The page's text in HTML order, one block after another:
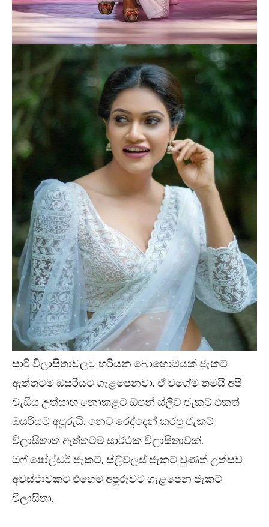
සාරි විලාසිතාවලට හරියන බොහොමයක් ජැකට්
ඇත්තටම ඔසරියට ගැළපෙනවා. ඒ වගේම තමයි අපි
වැඩිය උත්සාහ නොකළට ඕපන් ස්ලීව් ජැකට් එකත්
ඔසරියට අපූරුයි. නෙට් රෙද්දෙන් කරපු ජැකට්
විලාසිතාත් ඇත්තටම සාර්ථක විලාසිතාවක්.
ඔෆ් ෂෝල්ඩර් ජැකට්, ස්ලිව්ලස් ජැකට් වුණත් උත්සව
අවස්ථාවකට එහෙම අපූරුවට ගැළපෙන ජැකට්
විලාසිතා‍.